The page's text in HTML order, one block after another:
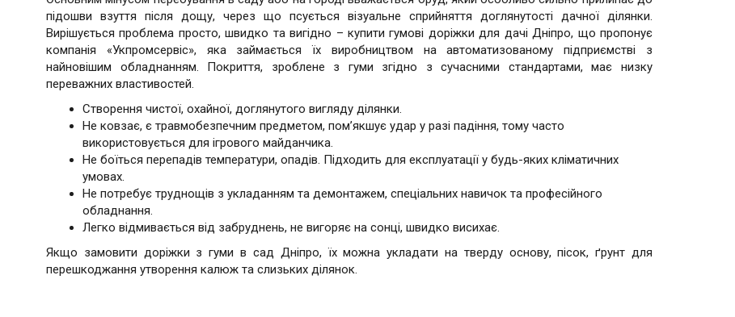
підошви взуття після дощу, через що псується візуальне сприйняття доглянутості дачної ділянки.
Вирішується проблема просто, швидко та вигідно – купити гумові доріжки для дачі Дніпро, що пропонує
компанія «Укпромсервіс», яка займається їх виробництвом на автоматизованому підприємстві з
найновішим обладнанням. Покриття, зроблене з гуми згідно з сучасними стандартами, має низку
переважних властивостей.
Створення чистої, охайної, доглянутого вигляду ділянки.
Не ковзає, є травмобезпечним предметом, пом’якшує удар у разі падіння, тому часто
використовується для ігрового майданчика.
Не боїться перепадів температури, опадів. Підходить для експлуатації у будь-яких кліматичних
умовах.
Не потребує труднощів з укладанням та демонтажем, спеціальних навичок та професійного
обладнання.
Легко відмивається від забруднень, не вигоряє на сонці, швидко висихає.
Якщо замовити доріжки з гуми в сад Дніпро, їх можна укладати на тверду основу, пісок, ґрунт для
перешкоджання утворення калюж та слизьких ділянок.